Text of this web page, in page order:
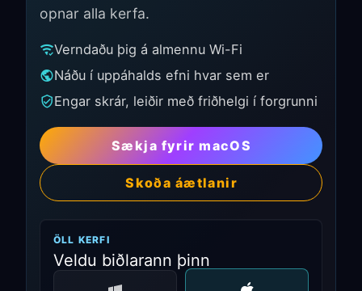
opnar alla kerfa.
Verndaðu þig á almennu Wi-Fi
Náðu í uppáhalds efni hvar sem er
Engar skrár, leiðir með friðhelgi í forgrunni
Sækja fyrir macOS
Skoða áætlanir
ÖLL KERFI
Veldu biðlarann þinn